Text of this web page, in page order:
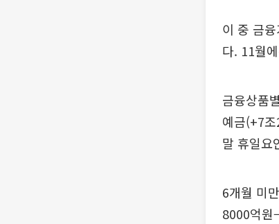
이 중 금
다. 11월
금융상품
예금(+7
말 휴일요
6개월 미
8000억원